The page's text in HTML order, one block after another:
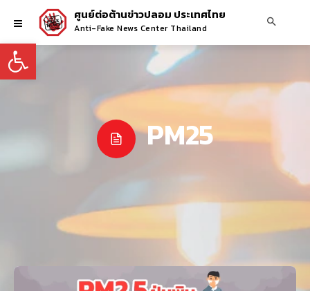
Open toolbar
ศูนย์ต่อต้านข่าวปลอม ประเทศไทย
Anti-Fake News Center Thailand
PM25